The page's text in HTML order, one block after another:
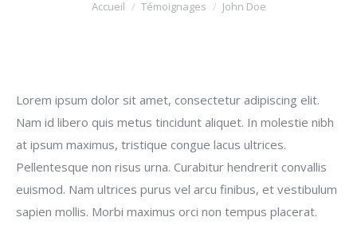
Accueil Témoignages John Doe
Lorem ipsum dolor sit amet, consectetur adipiscing elit.
Nam id libero quis metus tincidunt aliquet. In molestie nibh
at ipsum maximus, tristique congue lacus ultrices.
Pellentesque non risus urna. Curabitur hendrerit convallis
euismod. Nam ultrices purus vel arcu finibus, et vestibulum
sapien mollis. Morbi maximus orci non tempus placerat.